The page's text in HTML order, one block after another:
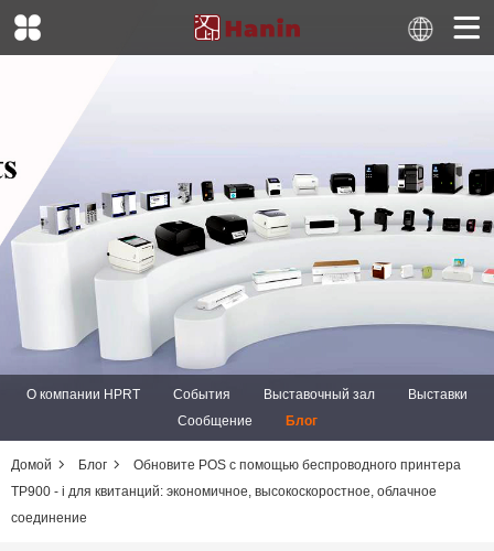
О компании HPRT События Выставочный зал
Выставки
Сообщение
Блог
Домой Блог
Обновите POS с помощью беспроводного принтера
TP900 - i для квитанций: экономичное, высокоскоростное, облачное
соединение